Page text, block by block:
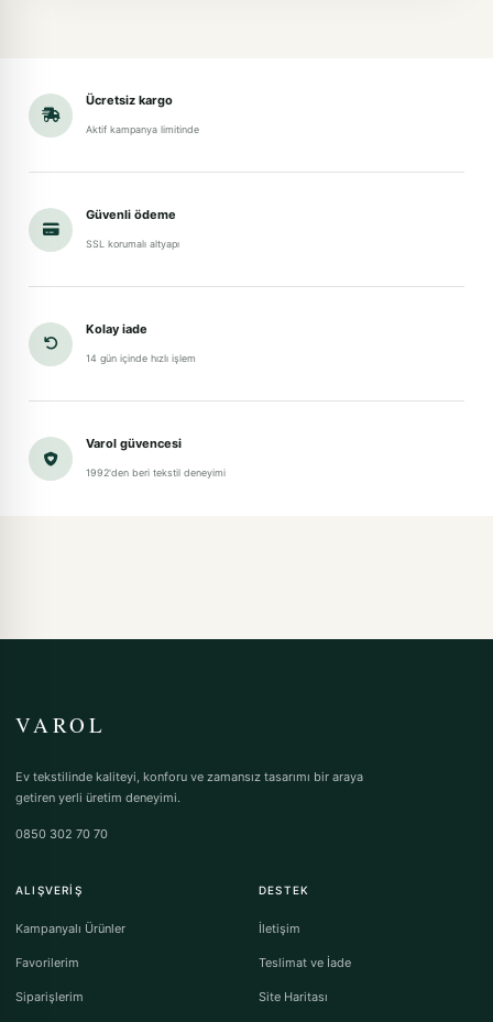
Ücretsiz kargo
Aktif kampanya limitinde
Güvenli ödeme
SSL korumalı altyapı
Kolay iade
14 gün içinde hızlı işlem
Varol güvencesi
1992'den beri tekstil deneyimi
VAROL
Ev tekstilinde kaliteyi, konforu ve zamansız tasarımı bir araya
getiren yerli üretim deneyimi.
0850 302 70 70
ALIŞVERIŞ
Kampanyalı Ürünler
Favorilerim
Siparişlerim
DESTEK
İletişim
Teslimat ve İade
Site Haritası